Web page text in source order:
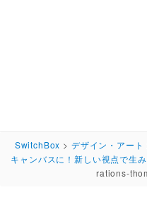
SwitchBox > デザイン・アート
キャンバスに！新しい視点で生
rations-